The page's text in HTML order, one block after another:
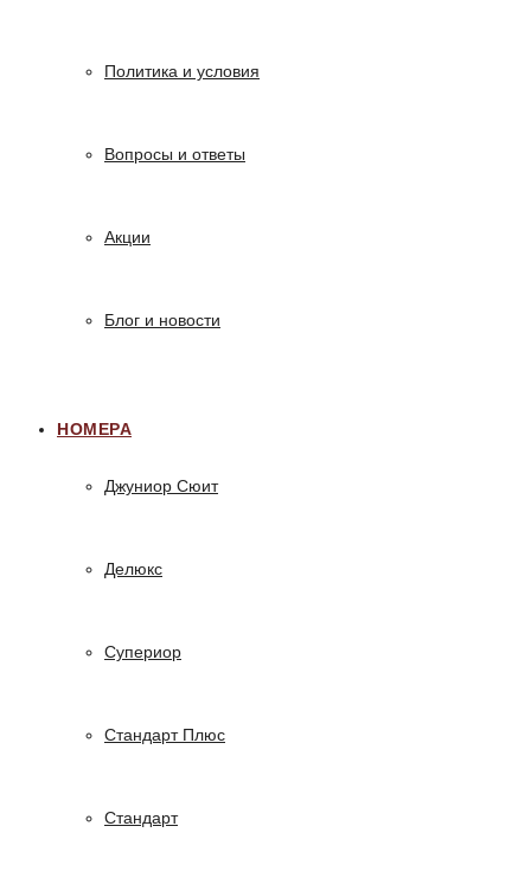
Политика и условия
Вопросы и ответы
Акции
Блог и новости
НОМЕРА
Джуниор Сюит
Делюкс
Супериор
Стандарт Плюс
Стандарт